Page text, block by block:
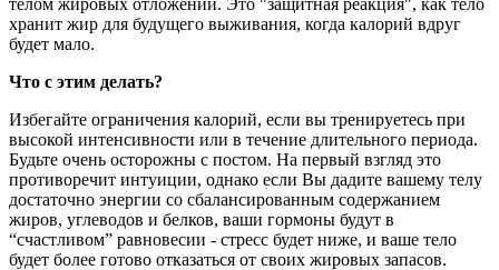
хранит жир для будущего выживания, когда калорий вдруг
будет мало.
Что с этим делать?
Избегайте ограничения калорий, если вы тренируетесь при
высокой интенсивности или в течение длительного периода.
Будьте очень осторожны с постом. На первый взгляд это
противоречит интуиции, однако если Вы дадите вашему телу
достаточно энергии со сбалансированным содержанием
жиров, углеводов и белков, ваши гормоны будут в
“счастливом” равновесии - стресс будет ниже, и ваше тело
будет более готово отказаться от своих жировых запасов.